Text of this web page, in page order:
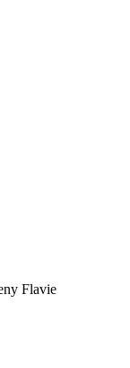
Flavie